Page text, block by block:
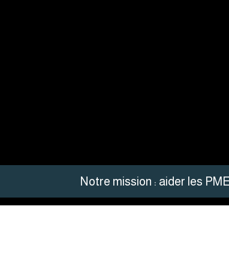
Notre mission : aider les